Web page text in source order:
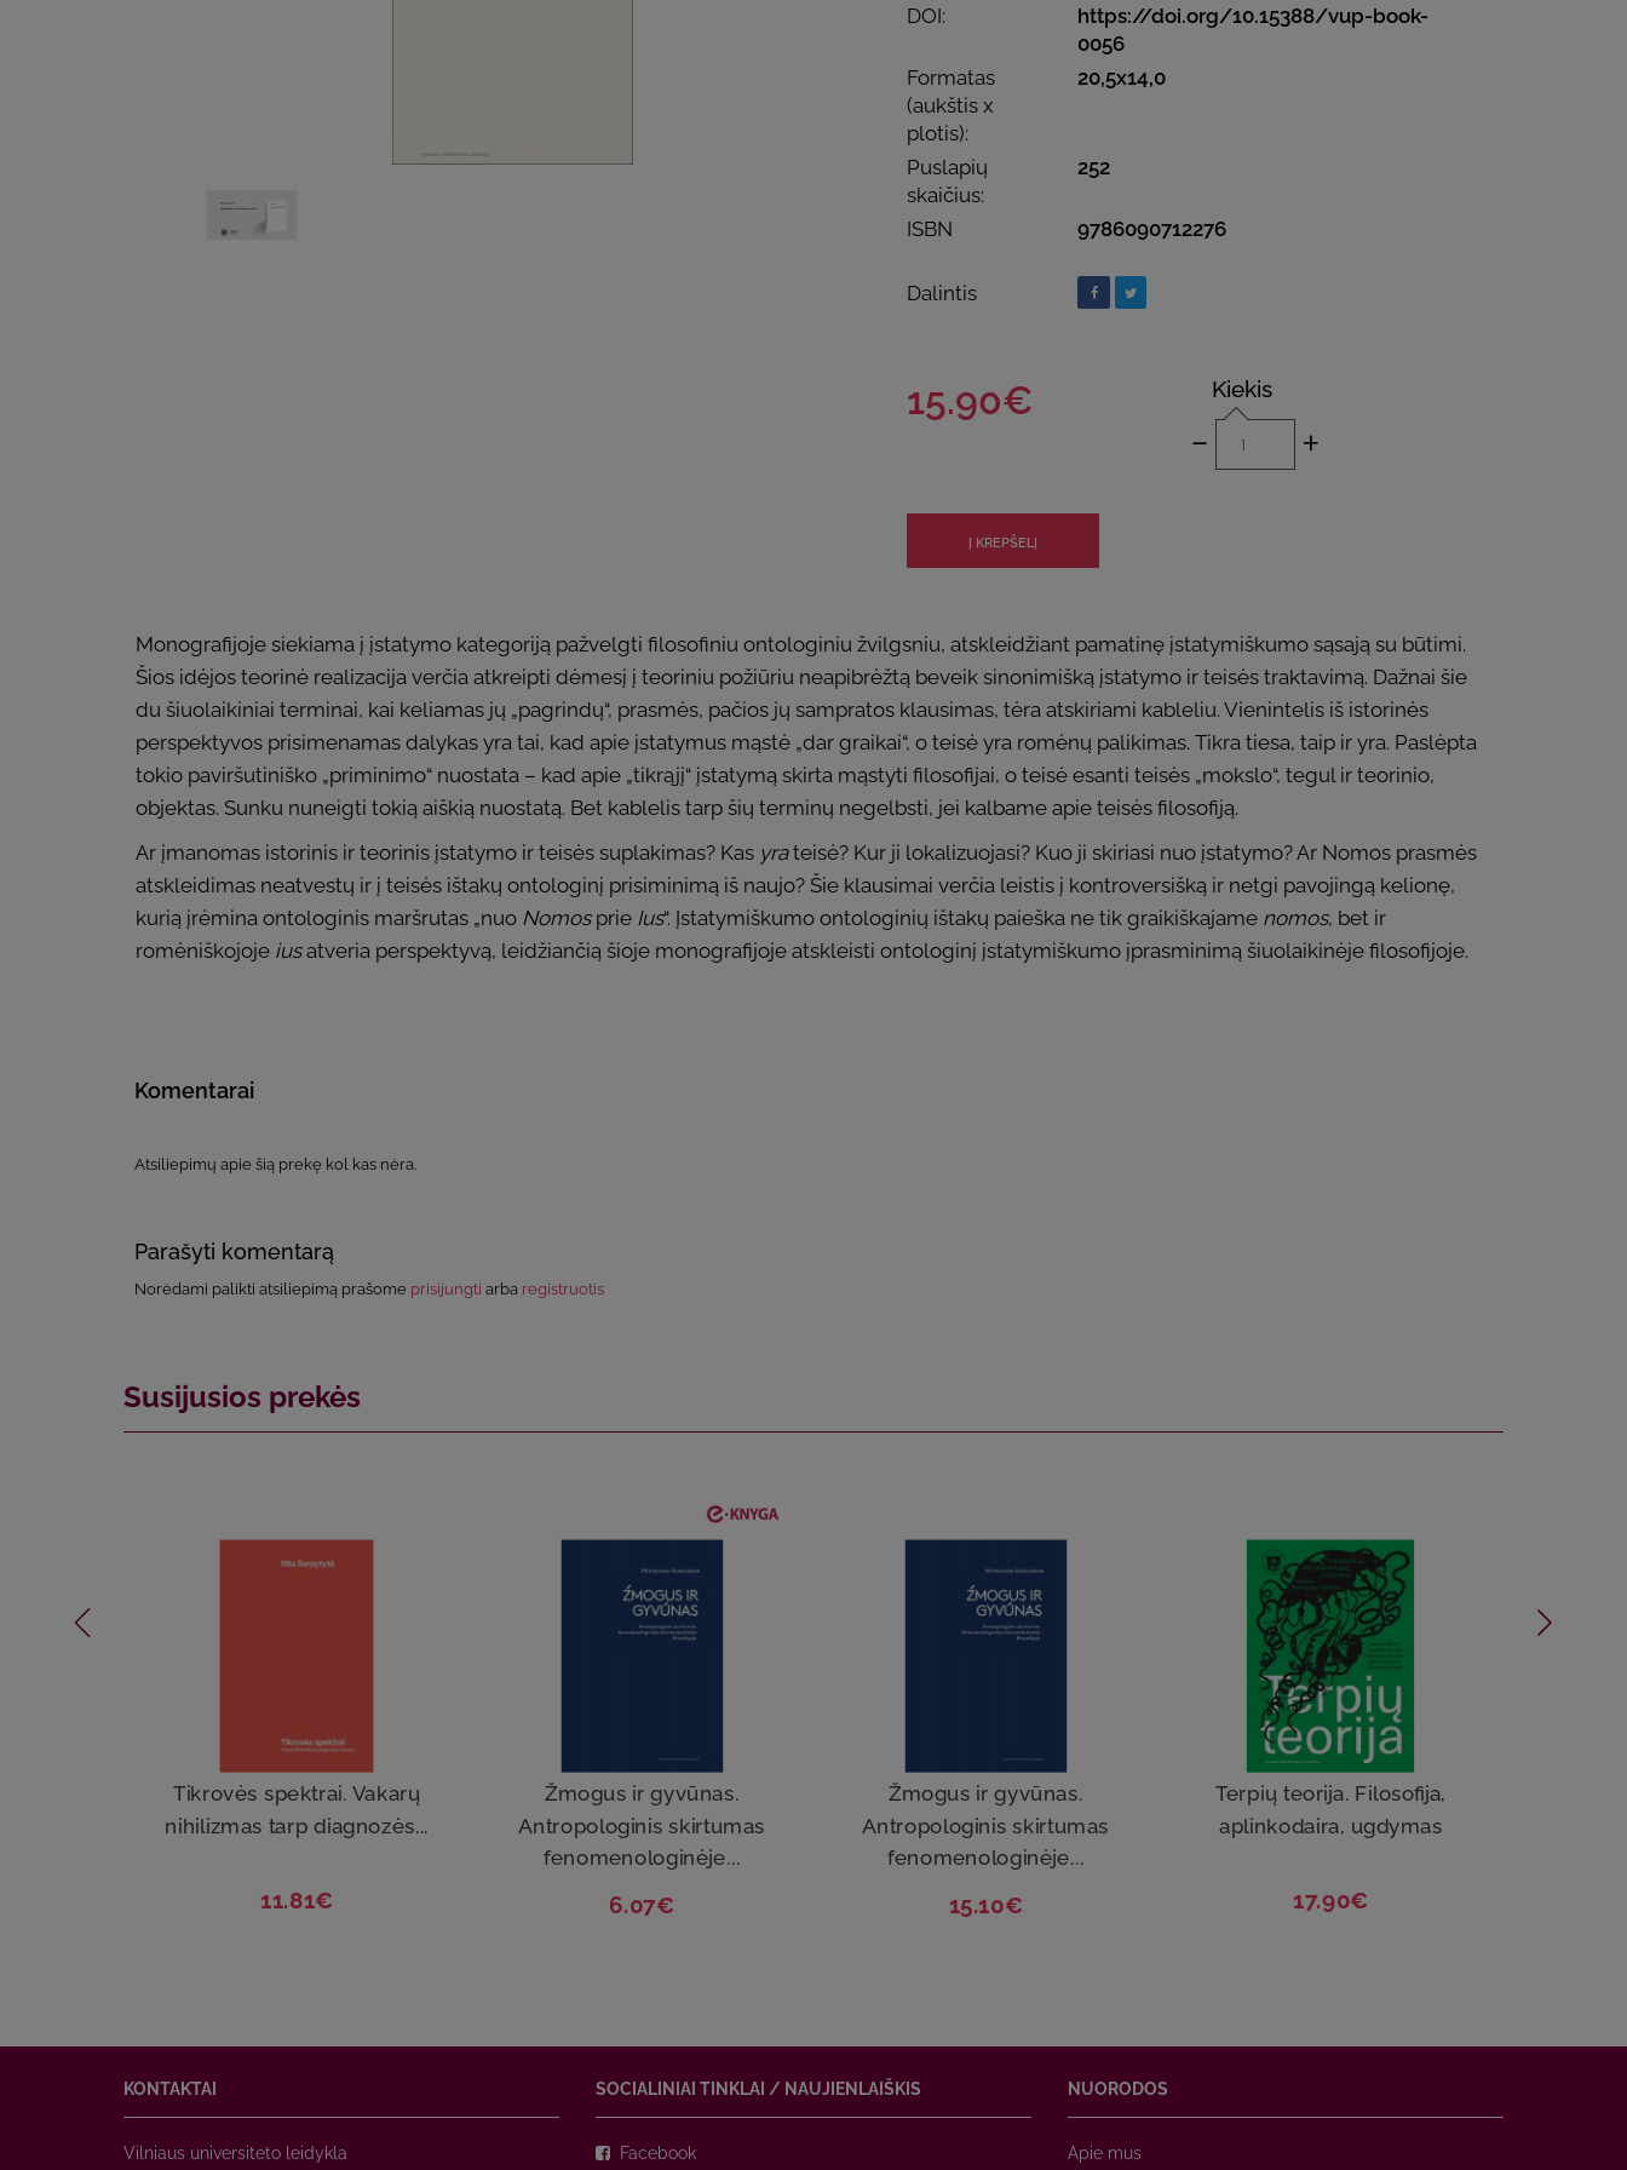
DOI:
https://doi.org/10.15388/vup-book-
0056
Formatas
(aukštis x
plotis):
20,5x14,0
Puslapių
skaičius:
252
ISBN 9786090712276
Dalintis
15.90€ Kiekis
- +
Monografijoje siekiama į įstatymo kategoriją pažvelgti filosofiniu ontologiniu žvilgsniu, atskleidžiant pamatinę įstatymiškumo sąsają su būtimi.
Šios idėjos teorinė realizacija verčia atkreipti dėmesį į teoriniu požiūriu neapibrėžtą beveik sinonimišką įstatymo ir teisės traktavimą. Dažnai šie
du šiuolaikiniai terminai, kai keliamas jų „pagrindų“, prasmės, pačios jų sampratos klausimas, tėra atskiriami kableliu. Vienintelis iš istorinės
perspektyvos prisimenamas dalykas yra tai, kad apie įstatymus mąstė „dar graikai“, o teisė yra romėnų palikimas. Tikra tiesa, taip ir yra. Paslėpta
tokio paviršutiniško „priminimo“ nuostata – kad apie „tikrąjį“ įstatymą skirta mąstyti filosofijai, o teisė esanti teisės „mokslo“, tegul ir teorinio,
objektas. Sunku nuneigti tokią aiškią nuostatą. Bet kablelis tarp šių terminų negelbsti, jei kalbame apie teisės filosofiją.
Ar įmanomas istorinis ir teorinis įstatymo ir teisės suplakimas? Kas yrateisė? Kur ji lokalizuojasi? Kuo ji skiriasi nuo įstatymo? Ar Nomos prasmės
atskleidimas neatvestų ir į teisės ištakų ontologinį prisiminimą iš naujo? Šie klausimai verčia leistis į kontroversišką ir netgi pavojingą kelionę,
kurią įrėmina ontologinis maršrutas „nuo Nomos prie Ius“. Įstatymiškumo ontologinių ištakų paieška ne tik graikiškajame nomos, bet ir
romėniškojoje iusatveria perspektyvą, leidžiančią šioje monografijoje atskleisti ontologinį įstatymiškumo įprasminimą šiuolaikinėje filosofijoje.
Komentarai
Atsiliepimų apie šią prekę kol kas nėra.
Parašyti komentarą
Norėdami palikti atsiliepimą prašome prisijungti arba registruotis
Susijusios prekės
Tikrovės spektrai. Vakarų
nihilizmas tarp diagnozės...
11.81€
Žmogus ir gyvūnas.
Antropologinis skirtumas
fenomenologinėje...
6.07€
Žmogus ir gyvūnas.
Antropologinis skirtumas
fenomenologinėje...
15.10€
Terpių teorija. Filosofija,
aplinkodaira, ugdymas
17.90€
KONTAKTAI
Vilniaus universiteto leidykla
SOCIALINIAI TINKLAI / NAUJIENLAIŠKIS
Facebook
NUORODOS
Apie mus